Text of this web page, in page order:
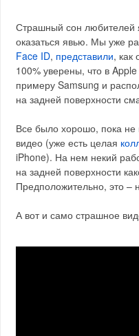
Страшный сон любителей
оказаться явью. Мы уже
Face ID, представили, как
100% уверены, что в
примеру Samsung и
на задней поверхности
Все было хорошо, пока не
видео (уже есть целая
iPhone). На нем некий
на задней поверхности
Предположительно, это –
А вот и само страшное